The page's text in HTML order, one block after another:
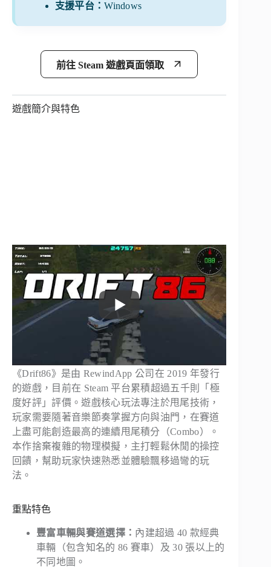
支援平台：Windows
前往 Steam 遊戲頁面領取
遊戲簡介與特色
《Drift86》是由 RewindApp 公司在 2019 年發行
的遊戲，目前在 Steam 平台累積超過五千則「極
度好評」評價。遊戲核心玩法專注於甩尾技術，
玩家需要隨著音樂節奏掌握方向與油門，在賽道
上盡可能創造最高的連續甩尾積分（Combo）。
本作捨棄複雜的物理模擬，主打輕鬆休閒的操控
回饋，幫助玩家快速熟悉並體驗飄移過彎的玩
法。
重點特色
豐富車輛與賽道選擇： 內建超過 40 款經典
車輛（包含知名的 86 賽車）及 30 張以上的
不同地圖。